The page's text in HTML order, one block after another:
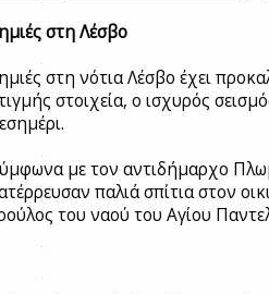
στη Λέσβο
στη νότια Λέσβο έχει
στοιχεία, ο ισχυρός
με τον αντιδήμαρχο
παλιά σπίτια στον
του ναού του Αγίου